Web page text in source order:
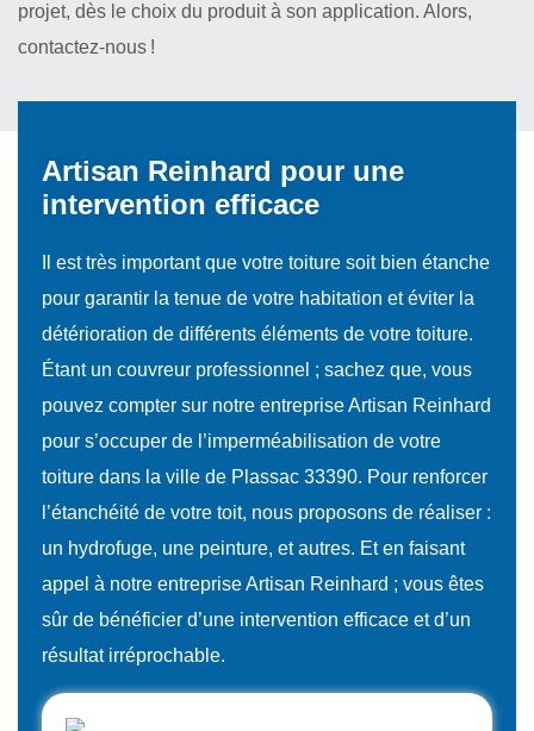
projet, dès le choix du produit à son application. Alors,
contactez-nous !
Artisan Reinhard pour une
intervention efficace
Il est très important que votre toiture soit bien étanche
pour garantir la tenue de votre habitation et éviter la
détérioration de différents éléments de votre toiture.
Étant un couvreur professionnel ; sachez que, vous
pouvez compter sur notre entreprise Artisan Reinhard
pour s’occuper de l’imperméabilisation de votre
toiture dans la ville de Plassac 33390. Pour renforcer
l’étanchéité de votre toit, nous proposons de réaliser :
un hydrofuge, une peinture, et autres. Et en faisant
appel à notre entreprise Artisan Reinhard ; vous êtes
sûr de bénéficier d’une intervention efficace et d’un
résultat irréprochable.